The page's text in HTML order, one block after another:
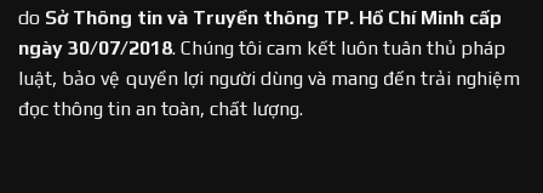
do Sở Thông tin và Truyền thông TP. Hồ Chí Minh cấp
ngày 30/07/2018. Chúng tôi cam kết luôn tuân thủ pháp
luật, bảo vệ quyền lợi người dùng và mang đến trải nghiệm
đọc thông tin an toàn, chất lượng.